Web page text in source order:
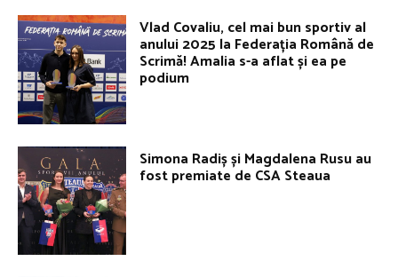
Vlad Covaliu, cel mai bun sportiv al
anului 2025 la Federația Română de
Scrimă! Amalia s-a aflat și ea pe
podium
Simona Radiș și Magdalena Rusu au
fost premiate de CSA Steaua